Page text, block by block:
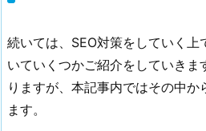
な
ポ
イ
ン
続いては、SEO対策をしていく上
いていくつかご紹介をしていきま
りますが、本記事内ではその中か
ます。